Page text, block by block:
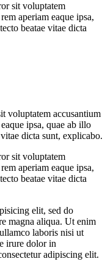
sit voluptatem
aperiam eaque ipsa,
beatae vitae dicta
voluptatem accusantium
ipsa, quae ab illo
dicta sunt, explicabo.
sit voluptatem
aperiam eaque ipsa,
beatae vitae dicta
elit, sed do
magna aliqua. Ut enim
laboris nisi ut
irure dolor in
adipiscing elit.